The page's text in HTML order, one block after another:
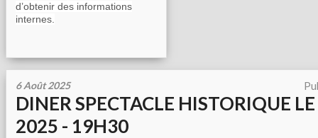
d’obtenir des informations
internes.
6 Août 2025
DINER SPECTACLE HISTORIQUE
2025 - 19H30